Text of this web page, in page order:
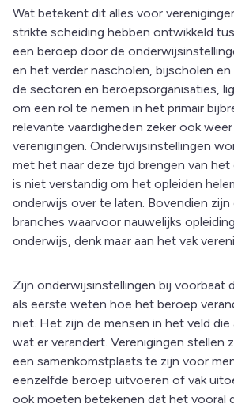
Wat betekent dit alles voor
strikte scheiding hebben ontwikkeld
een beroep door de
en het verder nascholen, bijscholen
de sectoren en beroepsorganisaties,
om een rol te nemen in het primair
relevante vaardigheden zeker ook
verenigingen. Onderwijsinstellingen
met het naar deze tijd brengen van
is niet verstandig om het opleiden
onderwijs over te laten. Bovendien zijn
branches waarvoor nauwelijks
onderwijs, denk maar aan het vak
Zijn onderwijsinstellingen bij voorbaat
als eerste weten hoe het beroep
niet. Het zijn de mensen in het veld die
wat er verandert. Verenigingen stellen
een samenkomstplaats te zijn voor
eenzelfde beroep uitvoeren of vak
ook moeten betekenen dat het vooral